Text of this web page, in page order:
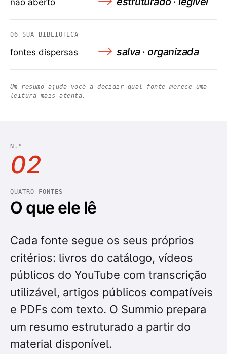
não aberto
06 SUA BIBLIOTECA
fontes dispersas ⟶ salva · organizada
Um resumo ajuda você a decidir qual fonte merece uma
leitura mais atenta.
N.º
02
QUATRO FONTES
O que ele lê
Cada fonte segue os seus próprios
critérios: livros do catálogo, vídeos
públicos do YouTube com transcrição
utilizável, artigos públicos compatíveis
e PDFs com texto. O Summio prepara
um resumo estruturado a partir do
material disponível.